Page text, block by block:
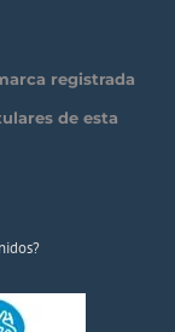
registrada
de esta